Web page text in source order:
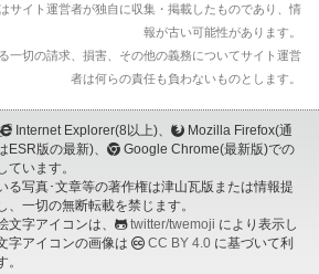
サイト運営者が独自に収集・掲載したものであり、情
報が古い可能性があります。
一切の請求、損害、その他の義務についてサイト運営
者は何らの責任も負わないものとします。
Internet Explorer(8以上)、
Mozilla Firefox(通
ESR版の最新)、
Google Chrome(最新版)での
ています。
る写真･文章等の著作権は津山瓦版または情報提
、一切の無断転載を禁じます。
文字アイコンは、
twitter/twemoji により表示し
字アイコンの画像は
CC BY 4.0 に基づいて利
。